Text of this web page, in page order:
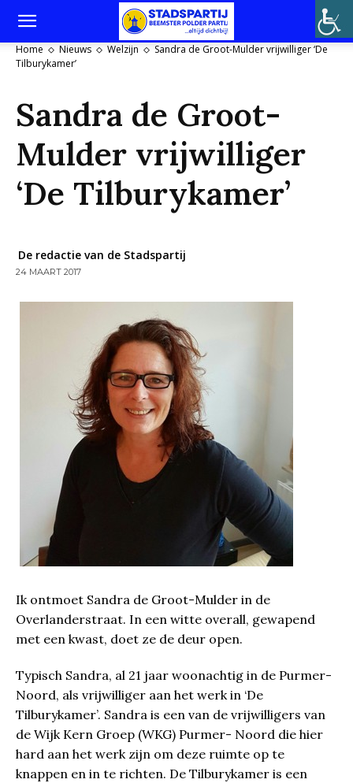
Home Nieuws Welzijn
Sandra de Groot-Mulder vrijwilliger ‘De
Tilburykamer’
Sandra de Groot-
Mulder vrijwilliger
‘De Tilburykamer’
De redactie van de Stadspartij
24 MAART 2017
Ik ontmoet Sandra de Groot-Mulder in de
Overlanderstraat. In een witte overall, gewapend
met een kwast, doet ze de deur open.
Typisch Sandra, al 21 jaar woonachtig in de Purmer-
Noord, als vrijwilliger aan het werk in ‘De
Tilburykamer’. Sandra is een van de vrijwilligers van
de Wijk Kern Groep (WKG) Purmer- Noord die hier
hard aan het werk zijn om deze ruimte op te
knappen en in te richten. De Tilburykamer is een